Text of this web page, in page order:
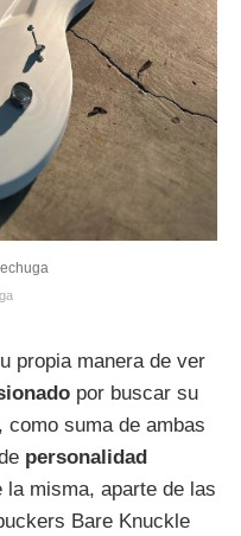
propia manera de ver
por buscar su
como suma de ambas
personalidad
misma, aparte de las
Bare Knuckle